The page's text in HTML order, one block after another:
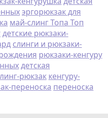
эргорюкзак для
май-слинг Топа Топ
детские рюкзаки-
слинги и рюкзаки-
рюкзаки-кенгуру
детская
рюкзак кенгуру-
переноска переноска